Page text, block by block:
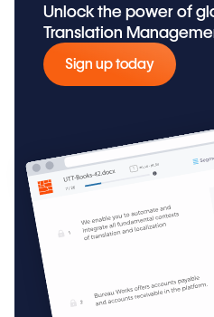
Unlock the power of
Translation
Sign up today